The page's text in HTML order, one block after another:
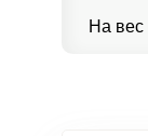
На вес